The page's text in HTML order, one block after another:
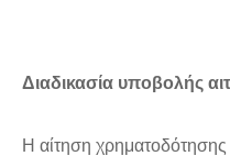
Διαδικασία υποβολής
Η αίτηση